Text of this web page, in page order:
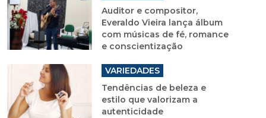
Auditor e compositor,
Everaldo Vieira lança álbum
com músicas de fé, romance
e conscientização
VARIEDADES
Tendências de beleza e
estilo que valorizam a
autenticidade